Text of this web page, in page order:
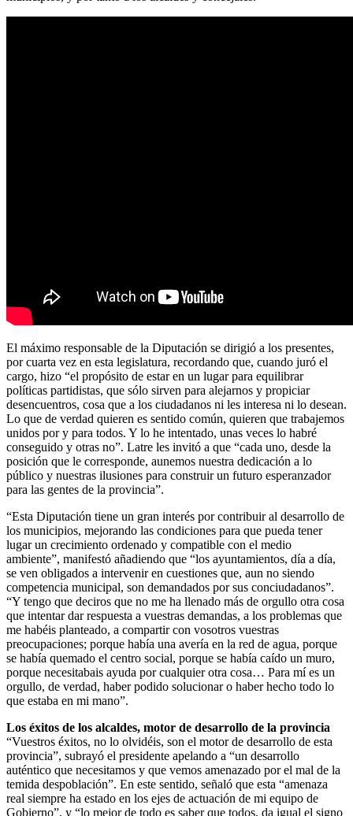
El máximo responsable de la Diputación se dirigió a los presentes,
por cuarta vez en esta legislatura, recordando que, cuando juró el
cargo, hizo “el propósito de estar en un lugar para equilibrar
políticas partidistas, que sólo sirven para alejarnos y propiciar
desencuentros, cosa que a los ciudadanos ni les interesa ni lo desean.
Lo que de verdad quieren es sentido común, quieren que trabajemos
unidos por y para todos. Y lo he intentado, unas veces lo habré
conseguido y otras no”. Latre les invitó a que “cada uno, desde la
posición que le corresponde, aunemos nuestra dedicación a lo
público y nuestras ilusiones para construir un futuro esperanzador
para las gentes de la provincia”.
“Esta Diputación tiene un gran interés por contribuir al desarrollo de
los municipios, mejorando las condiciones para que pueda tener
lugar un crecimiento ordenado y compatible con el medio
ambiente”, manifestó añadiendo que “los ayuntamientos, día a día,
se ven obligados a intervenir en cuestiones que, aun no siendo
competencia municipal, son demandados por sus conciudadanos”.
“Y tengo que deciros que no me ha llenado más de orgullo otra cosa
que intentar dar respuesta a vuestras demandas, a los problemas que
me habéis planteado, a compartir con vosotros vuestras
preocupaciones; porque había una avería en la red de agua, porque
se había quemado el centro social, porque se había caído un muro,
porque necesitabais ayuda por cualquier otra cosa… Para mí es un
orgullo, de verdad, haber podido solucionar o haber hecho todo lo
que estaba en mi mano”.
Los éxitos de los alcaldes, motor de desarrollo de la provincia
“Vuestros éxitos, no lo olvidéis, son el motor de desarrollo de esta
provincia”, subrayó el presidente apelando a “un desarrollo
auténtico que necesitamos y que vemos amenazado por el mal de la
temida despoblación”. En este sentido, señaló que esta “amenaza
real siempre ha estado en los ejes de actuación de mi equipo de
Gobierno”, y “lo mejor de todo es saber que todos, da igual el signo